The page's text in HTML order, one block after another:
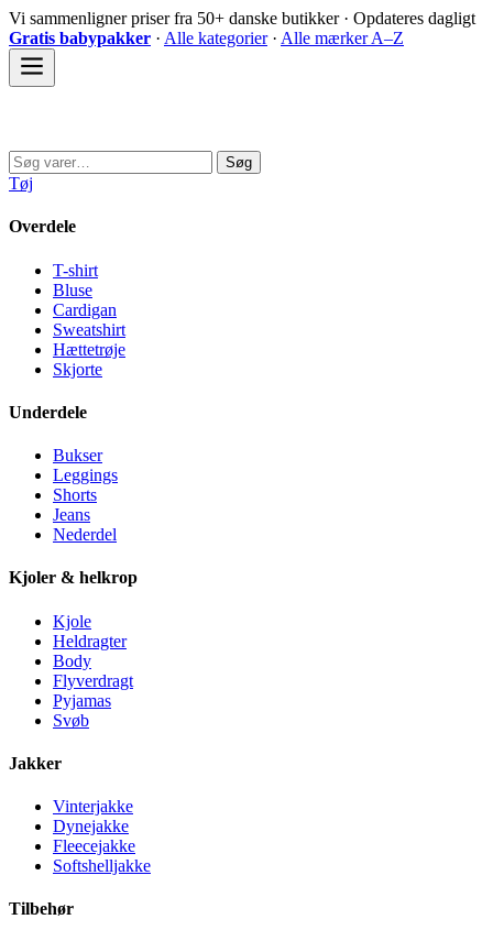
Spring
til
indhold
Vi sammenligner priser fra 50+ danske butikker · Opdateres dagligt
Gratis babypakker · Alle kategorier· Alle mærker A–Z
Søg
efter:
Søg
Tøj
Overdele
T-shirt
Bluse
Cardigan
Sweatshirt
Hættetrøje
Skjorte
Underdele
Bukser
Leggings
Shorts
Jeans
Nederdel
Kjoler & helkrop
Kjole
Heldragter
Body
Flyverdragt
Pyjamas
Svøb
Jakker
Vinterjakke
Dynejakke
Fleecejakke
Softshelljakke
Tilbehør